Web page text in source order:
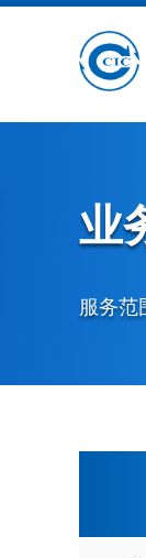
业
服务范